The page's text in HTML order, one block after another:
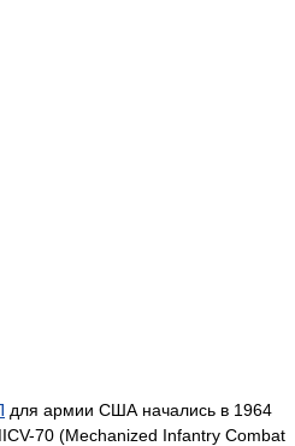
для армии США начались в 1964
70 (Mechanized Infantry Combat